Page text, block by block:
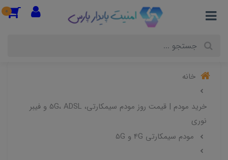
0
خانه
خرید مودم | قیمت روز مودم سیمکارتی، 5G، ADSL و فیبر
نوری
مودم سیمکارتی 4G و 5G